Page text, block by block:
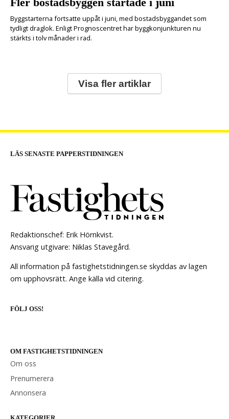
Byggstarterna fortsatte uppåt i juni, med bostadsbyggandet som
tydligt draglok. Enligt Prognoscentret har byggkonjunkturen nu
stärkts i tolv månader i rad.
Visa fler artiklar
Redaktionschef: Erik Hörnkvist.
Ansvarig utgivare: Niklas Stavegård.
All information på fastighetstidningen.se skyddas av lagen
om upphovsrätt. Ange källa vid citering.
FÖLJ OSS!
OM FASTIGHETSTIDNINGEN
Om oss
Prenumerera
Annonsera
LÄS SENASTE PAPPERSTIDNINGEN